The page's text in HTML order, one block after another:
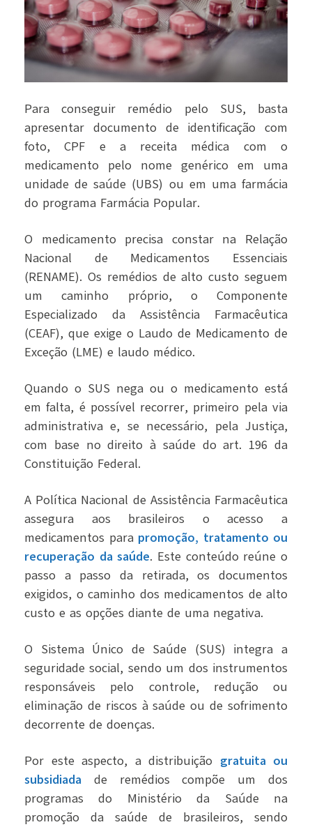
Para conseguir remédio pelo SUS, basta
apresentar documento de identificação com
foto, CPF e a receita médica com o
medicamento pelo nome genérico em uma
unidade de saúde (UBS) ou em uma farmácia
do programa Farmácia Popular.
O medicamento precisa constar na Relação
Nacional de Medicamentos Essenciais
(RENAME). Os remédios de alto custo seguem
um caminho próprio, o Componente
Especializado da Assistência Farmacêutica
(CEAF), que exige o Laudo de Medicamento de
Exceção (LME) e laudo médico.
Quando o SUS nega ou o medicamento está
em falta, é possível recorrer, primeiro pela via
administrativa e, se necessário, pela Justiça,
com base no direito à saúde do art. 196 da
Constituição Federal.
A Política Nacional de Assistência Farmacêutica
assegura aos brasileiros o acesso a
medicamentos para promoção, tratamento ou
recuperação da saúde. Este conteúdo reúne o
passo a passo da retirada, os documentos
exigidos, o caminho dos medicamentos de alto
custo e as opções diante de uma negativa.
O Sistema Único de Saúde (SUS) integra a
seguridade social, sendo um dos instrumentos
responsáveis pelo controle, redução ou
eliminação de riscos à saúde ou de sofrimento
decorrente de doenças.
Por este aspecto, a distribuição gratuita ou
subsidiada de remédios compõe um dos
programas do Ministério da Saúde na
promoção da saúde de brasileiros, sendo